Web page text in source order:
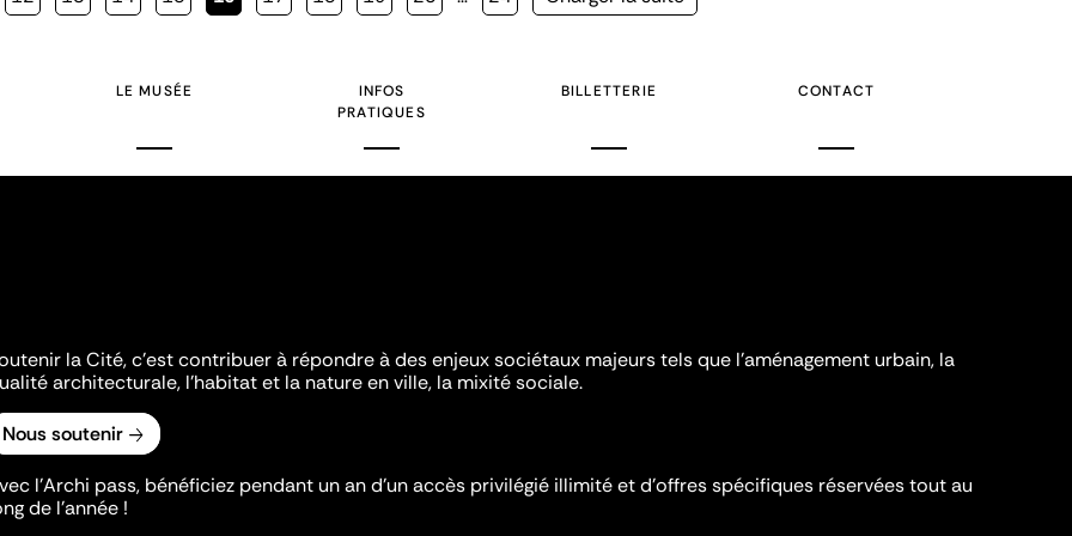
LE MUSÉE
INFOS
PRATIQUES
BILLETTERIE CONTACT
la Cité, c'est contribuer à répondre à des enjeux sociétaux majeurs tels que l'aménagement urbain, la
architecturale, l'habitat et la nature en ville, la mixité sociale.
Nous soutenir
l’Archi pass, bénéficiez pendant un an d’un accès privilégié illimité et d’offres spécifiques réservées tout au
de l’année !